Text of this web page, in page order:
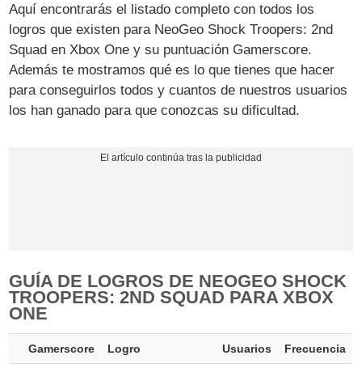
Aquí encontrarás el listado completo con todos los
logros que existen para NeoGeo Shock Troopers: 2nd
Squad en Xbox One y su puntuación Gamerscore.
Además te mostramos qué es lo que tienes que hacer
para conseguirlos todos y cuantos de nuestros usuarios
los han ganado para que conozcas su dificultad.
GUÍA DE LOGROS DE NEOGEO SHOCK
TROOPERS: 2ND SQUAD PARA XBOX
ONE
Gamerscore Logro Usuarios Frecuencia